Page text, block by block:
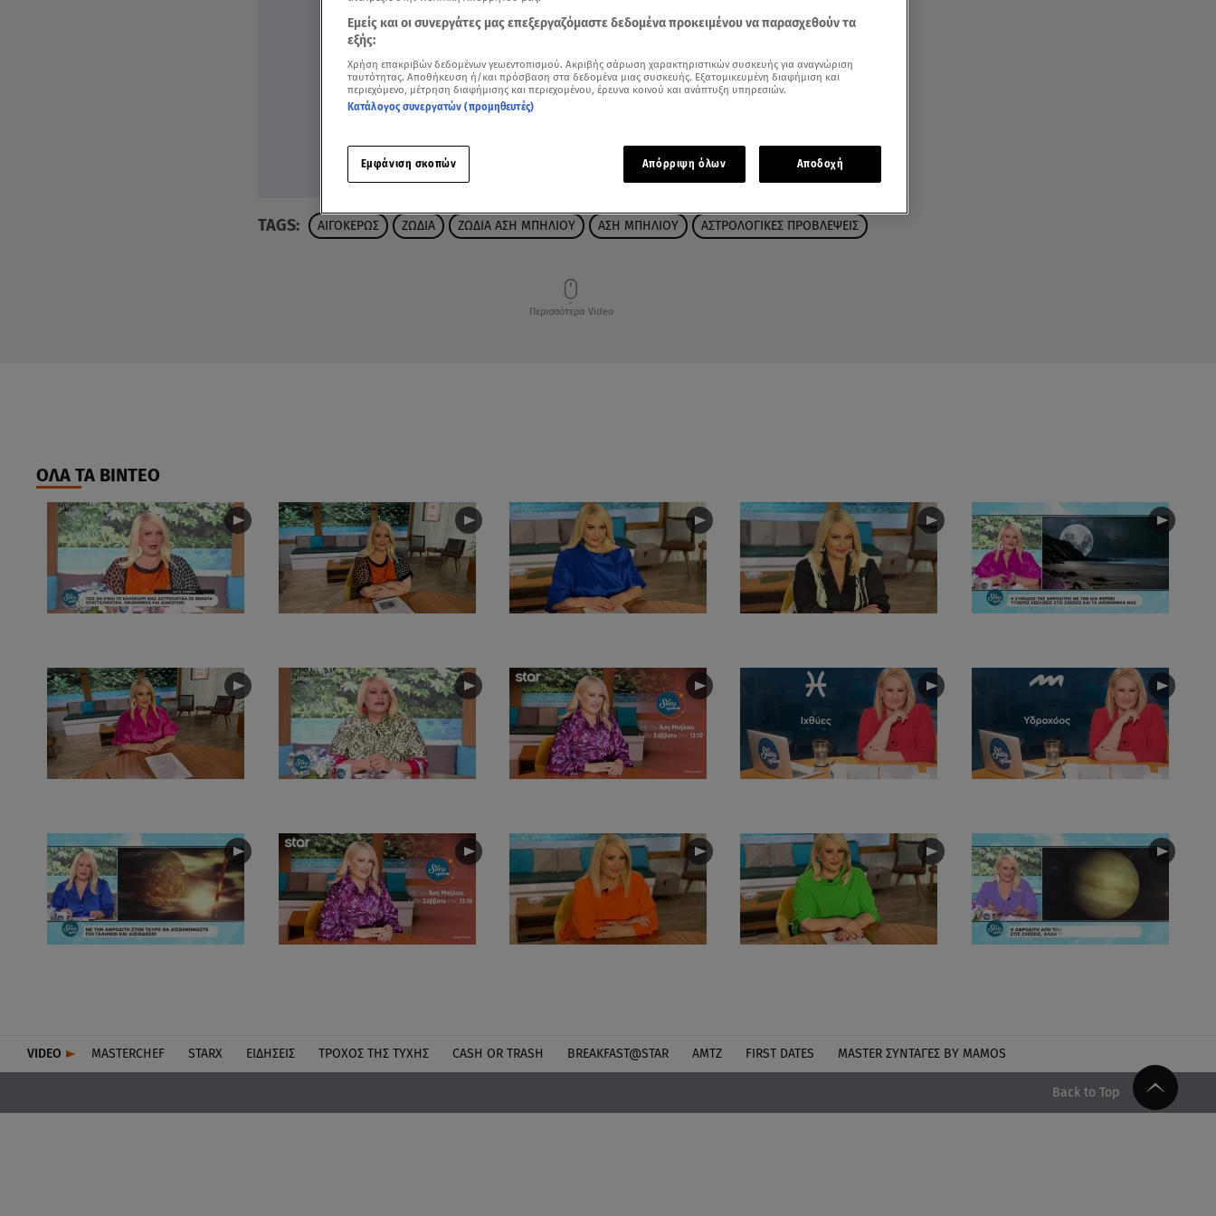
TAGS: ΑΙΓΟΚΕΡΩΣ ΖΩΔΙΑ ΖΩΔΙΑ ΑΣΗ ΜΠΗΛΙΟΥ ΑΣΗ ΜΠΗΛΙΟΥ ΑΣΤΡΟΛΟΓΙΚΕΣ ΠΡΟΒΛΕΨΕΙΣ
Περισσότερα Video
ΟΛΑ ΤΑ ΒΙΝΤΕΟ
VIDEO MASTERCHEF STARX ΕΙΔΉΣΕΙΣ ΤΡΟΧΌΣ ΤΗΣ ΤΎΧΗΣ CASH OR TRASH BREAKFAST@STAR ΑΜΤΖ FIRST DATES MASTER ΣΥΝΤΑΓΈΣ BY MAMOS
Back to Top
Εμείς και οι συνεργάτες μας επεξεργαζόμαστε δεδομένα προκειμένου να παρασχεθούν τα
εξής:
Χρήση επακριβών δεδομένων γεωεντοπισμού. Ακριβής σάρωση χαρακτηριστικών συσκευής για αναγνώριση
ταυτότητας. Αποθήκευση ή/και πρόσβαση στα δεδομένα μιας συσκευής. Εξατομικευμένη διαφήμιση και
περιεχόμενο, μέτρηση διαφήμισης και περιεχομένου, έρευνα κοινού και ανάπτυξη υπηρεσιών.
Κατάλογος συνεργατών (προμηθευτές)
Εμφάνιση σκοπών Απόρριψη όλων Αποδοχή